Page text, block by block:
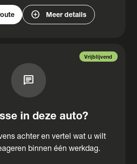
add_circle Meer details
Vrijblijvend
chat
in deze auto?
achter en vertel wat u wilt
binnen één werkdag.